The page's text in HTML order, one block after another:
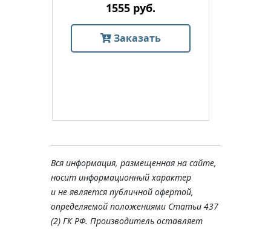
1555 руб.
Заказать
Вся информация, размещенная на сайте,
носит информационный характер
и не является публичной офертой,
определяемой положениями Статьи 437
(2) ГК РФ. Производитель оставляет